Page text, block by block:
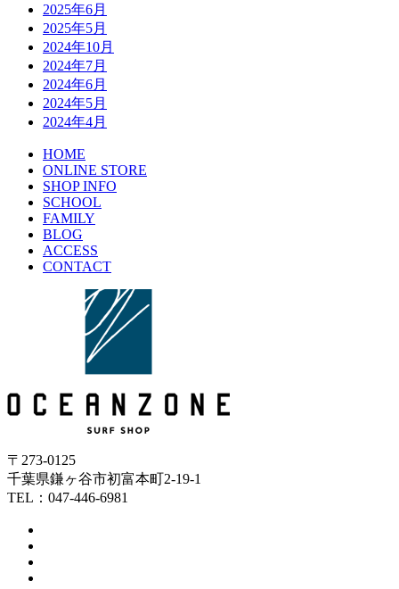
2025年6月
2025年5月
2024年10月
2024年7月
2024年6月
2024年5月
2024年4月
HOME
ONLINE STORE
SHOP INFO
SCHOOL
FAMILY
BLOG
ACCESS
CONTACT
〒273-0125
千葉県鎌ヶ谷市初富本町2-19-1
TEL：047-446-6981